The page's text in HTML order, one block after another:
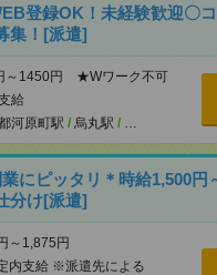
登録OK！未経験歓迎〇
集！[派遣]
～1450円 ★Wワーク不可
給
河原町駅 / 烏丸駅 / …
業にピッタリ＊時給1,500円
分け[派遣]
～1,875円
内支給 ※派遣先による